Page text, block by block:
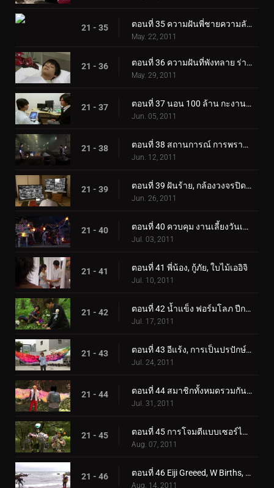
21 - 35 ตอนที่ 35 ความฝันพี่ชายความลับแห่งการเกิด
May. 22, 2011
21 - 36 ตอนที่ 36 ความฝันที่พังทลาย ร่างกาย ความโลภฟื้นคืนชีพ
May. 29, 2011
21 - 37 ตอนที่ 37 นอน 100 ล้าน กะงานเกิด
Jun. 05, 2011
21 - 38 ตอนที่ 38 สถานการณ์ การพรากจากกัน การกำเนิดที่หลั่งน้ำตา
Jun. 12, 2011
21 - 39 ตอนที่ 39 ฝันร้าย, กล้องวงจรปิด, อังค์โต้กลับ
Jun. 26, 2011
21 - 40 ตอนที่ 40 ควบคุม งานเลี้ยงวันเกิด อังค์หายตัวไป
Jul. 03, 2011
21 - 41 ตอนที่ 41 พี่น้อง, กู้ภัย, ใบไม้เออิจิ
Jul. 10, 2011
21 - 42 ตอนที่ 42 น้ำแข็ง ฟอร์มโลภ ปีกหัก
Jul. 17, 2011
21 - 43 ตอนที่ 43 อีแร้ง, การเป็นปรปักษ์, อังค์หวนคืน
Jul. 24, 2011
21 - 44 ตอนที่ 44 สมาชิกทั้งหมดรวมกัน การฟื้นฟูเต็มรูปแบบ ความปรารถนาของคุณ
Jul. 31, 2011
21 - 45 ตอนที่ 45 การโจมตีแบบเซอร์ไพรส์ กำเนิดดั้งเดิม ความปรารถนาในความรัก
Aug. 07, 2011
21 - 46 ตอนที่ 46 Eiji Greeed, W Births, ความปรารถนาของ Ankh
Aug. 14, 2011